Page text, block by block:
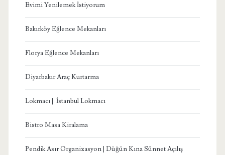
Evimi Yenilemek İstiyorum
Bakırköy Eğlence Mekanları
Florya Eğlence Mekanları
Diyarbakır Araç Kurtarma
Lokmacı | İstanbul Lokmacı
Bistro Masa Kiralama
Pendik Asır Organizasyon | Düğün Kına Sünnet Açılış